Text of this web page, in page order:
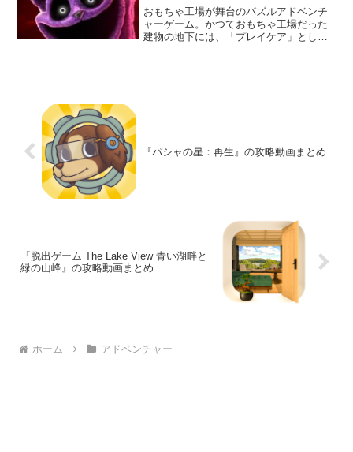
おもちゃ工場が舞台のパズルアドベンチ
ャーゲーム。かつておもちゃ工場だった
建物の地下には、「プレイケア」として
『パシャの星：再生』の攻略動画まとめ
『脱出ゲーム The Lake View 青い湖畔と
緑の山峰』の攻略動画まとめ
ホーム アドベンチャー